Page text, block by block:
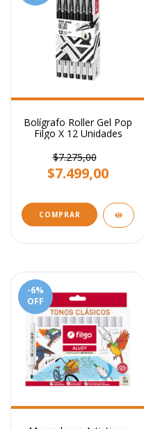
Bolígrafo Roller Gel Pop
Filgo X 12 Unidades
$7.275,00
$7.499,00
COMPRAR
-6%
OFF